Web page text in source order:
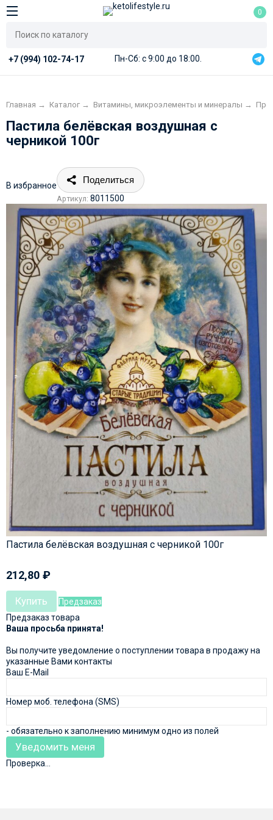
0
+7 (994) 102-74-17 Пн-Сб: с 9:00 до 18:00.
Главная → Каталог → Витамины, микроэлементы и минералы →
Пастила белёвская воздушная с
черникой 100г
В избранное
Поделиться
Артикул: 8011500
Пастила белёвская воздушная с черникой 100г
212,80 ₽
Купить
Предзаказ
Предзаказ товара
Ваша просьба принята!
Вы получите уведомление о поступлении товара в продажу на
указанные Вами контакты
Ваш E-Mail
Номер моб. телефона (SMS)
- обязательно к заполнению минимум одно из полей
Проверка...